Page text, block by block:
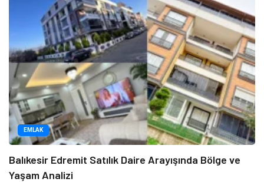
EMLAK
Balıkesir Edremit Satılık Daire Arayışında Bölge ve
Yaşam Analizi